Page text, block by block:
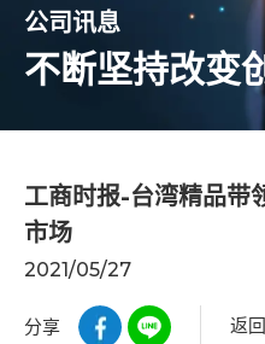
公司讯息
不断坚持改变
工商时报-台湾精品带
市场
2021/05/27
分享 返回